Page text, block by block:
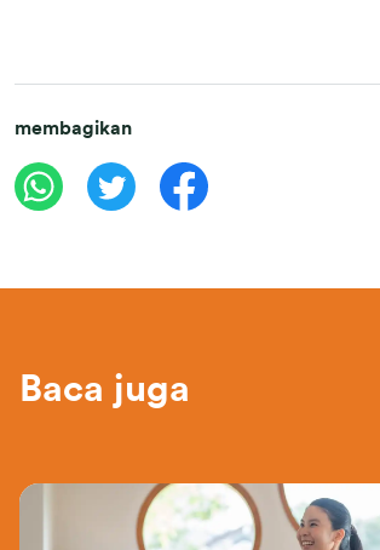
membagikan
Baca juga